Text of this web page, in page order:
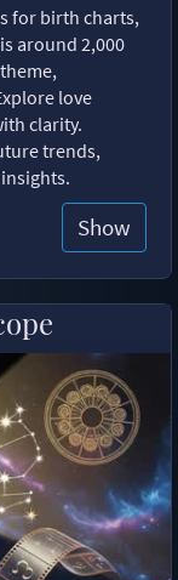
for birth charts,
around 2,000
love
clarity.
trends,
Show